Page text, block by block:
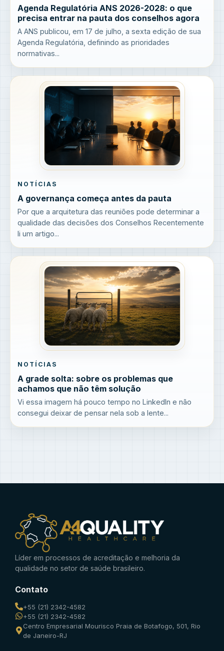
Agenda Regulatória ANS 2026-2028: o que
precisa entrar na pauta dos conselhos agora
A ANS publicou, em 17 de julho, a sexta edição de sua
Agenda Regulatória, definindo as prioridades
normativas...
NOTÍCIAS
A governança começa antes da pauta
Por que a arquitetura das reuniões pode determinar a
qualidade das decisões dos Conselhos Recentemente
li um artigo...
NOTÍCIAS
A grade solta: sobre os problemas que
achamos que não têm solução
Vi essa imagem há pouco tempo no LinkedIn e não
consegui deixar de pensar nela sob a lente...
Líder em processos de acreditação e melhoria da
qualidade no setor de saúde brasileiro.
Contato
+55 (21) 2342-4582
+55 (21) 2342-4582
Centro Empresarial Mourisco Praia de Botafogo, 501, Rio
de Janeiro-RJ